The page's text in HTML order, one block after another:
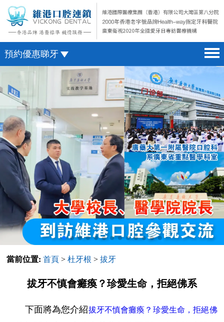
預約優惠睇牙
首頁 home page
醫院簡介 hospital introduction
醫生介紹 doctor introduction
醫療新聞 medical news
種植牙 dental implant
箍牙 orthodontics
收費標準 change standard
預約牙醫 contact us
微信預約
WhatsApp預約
當前位置: 首頁 >杜牙根 >拔牙
拔牙不慎會癱瘓？珍愛生命，拒絕佛系
下面將為您介紹拔牙不慎會癱瘓？珍愛生命，拒絕佛